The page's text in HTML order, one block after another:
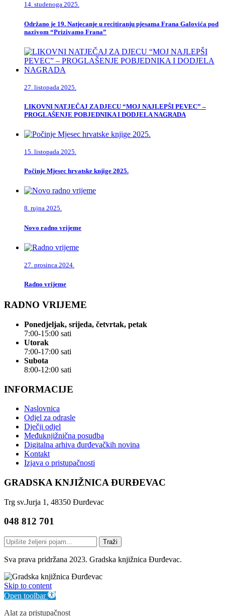
14. studenoga 2025.
Održano je 19. Natjecanje u recitiranju pjesama Frana Galovića pod
nazivom “Prizivamo Frana”
27. listopada 2025.
LIKOVNI NATJEČAJ ZA DJECU “MOJ NAJLEPŠI PEVEC” –
PROGLAŠENJE POBJEDNIKA I DODJELA NAGRADA
15. listopada 2025.
Počinje Mjesec hrvatske knjige 2025.
8. rujna 2025.
Novo radno vrijeme
27. prosinca 2024.
Radno vrijeme
RADNO VRIJEME
Ponedjeljak, srijeda, četvrtak, petak
7:00-15:00 sati
Utorak
7:00-17:00 sati
Subota
8:00-12:00 sati
INFORMACIJE
Naslovnica
Odjel za odrasle
Dječji odjel
Međuknjižnična posudba
Digitalna arhiva đurđevačkih novina
Kontakt
Izjava o pristupačnosti
GRADSKA KNJIŽNICA ĐURĐEVAC
Trg sv.Jurja 1, 48350 Đurđevac
048 812 701
Traži
Sva prava pridržana 2023. Gradska knjižnica Đurđevac.
Skip to content
Open toolbar
Alat za pristupačnost